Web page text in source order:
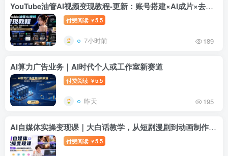
YouTube油管AI视频变现教程-更新：账号搭建×AI成片×去重限流解决方案×YPP变现×AI真人生成×人物一致性
付费阅读 ￥5.5
7小时前 189
AI算力广告业务｜AI时代个人或工作室新赛道
付费阅读 ￥5.5
昨天 195
AI自媒体实操变现课｜大白话教学，从短剧漫剧到动画制作，零基础也能掌握爆款内容创作与变现全流程
付费阅读 ￥5.5